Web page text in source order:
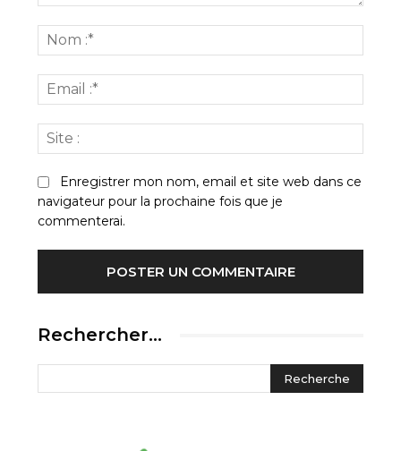
Enregistrer mon nom, email et site web dans ce
navigateur pour la prochaine fois que je
commenterai.
Rechercher…